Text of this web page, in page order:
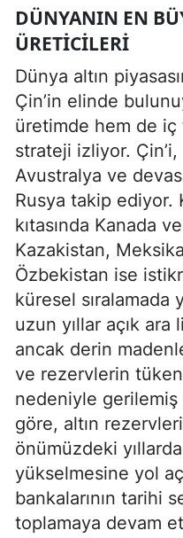
DÜNYANIN EN
ÜRETICILERI
Dünya altın
Çin’in elinde
üretimde hem de
strateji izliyor.
Avustralya ve
Rusya takip ediyor.
kıtasında Kanada
Kazakistan,
Özbekistan ise
küresel sıralamada
uzun yıllar açık ara
ancak derin
ve rezervlerin
nedeniyle gerilemiş
göre, altın
önümüzdeki
yükselmesine yol
bankalarının tarihi
toplamaya devam